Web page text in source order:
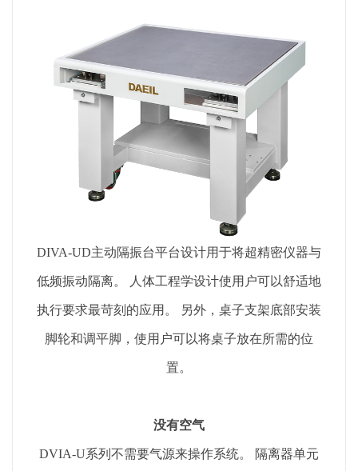
DIVA-UD主动隔振台平台设计用于将超精密仪器与
低频振动隔离。 人体工程学设计使用户可以舒适地
执行要求最苛刻的应用。 另外，桌子支架底部安装
脚轮和调平脚，使用户可以将桌子放在所需的位
置。
没有空气
DVIA-U系列不需要气源来操作系统。 隔离器单元